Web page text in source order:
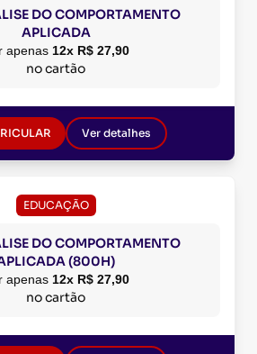
DO COMPORTAMENTO
APLICADA
apenas 12x R$ 27,90
no cartão
Ver detalhes
EDUCAÇÃO
DO COMPORTAMENTO
(800H)
apenas 12x R$ 27,90
no cartão